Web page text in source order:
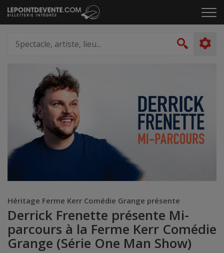
Passer
au
le
artiste,
lieu...
Héritage Ferme Kerr Comédie Grange présente
Derrick Frenette présente Mi-
parcours à la Ferme Kerr Comédie
Grange (Série One Man Show)